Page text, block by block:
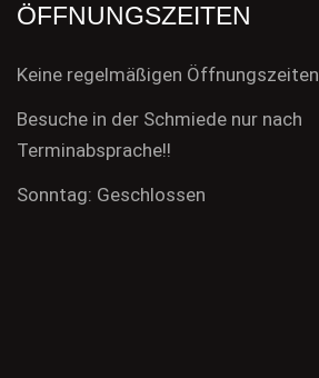
ÖFFNUNGSZEITEN
Keine regelmäßigen Öffnungszeiten
Besuche in der Schmiede nur nach
Terminabsprache!!
Sonntag: Geschlossen